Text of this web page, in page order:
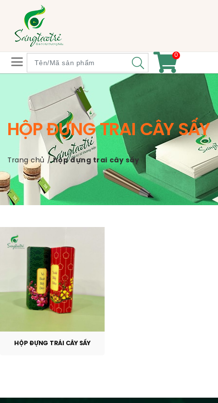
0
HỘP ĐỰNG TRAI CÂY SẤY
Trang chủ /hộp đựng trai cây sấy
HỘP ĐỰNG TRÁI CÂY SẤY